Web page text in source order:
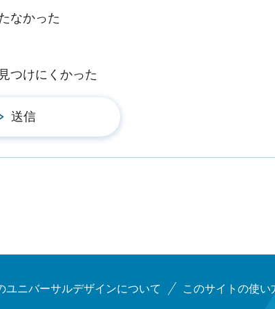
なかった
つけにくかった
ユニバーサルデザインについて このサイトの使い